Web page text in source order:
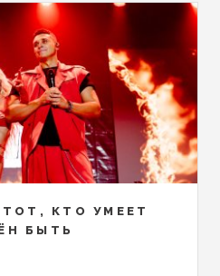
ТОТ, КТО УМЕЕТ
БЫТЬ